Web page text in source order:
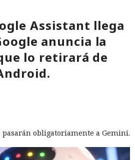
Assistant llega
anuncia la
lo retirará de
obligatoriamente a Gemini.